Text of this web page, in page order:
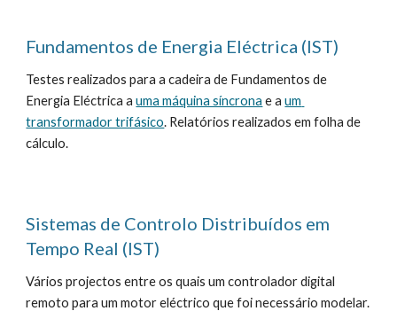
Fundamentos de Energia Eléctrica (IST)
Testes realizados para a cadeira de Fundamentos de
Energia Eléctrica a uma máquina síncrona e a um
transformador trifásico. Relatórios realizados em folha de
cálculo.
Sistemas de Controlo Distribuídos em
Tempo Real (IST)
Vários projectos entre os quais um controlador digital
remoto para um motor eléctrico que foi necessário modelar.